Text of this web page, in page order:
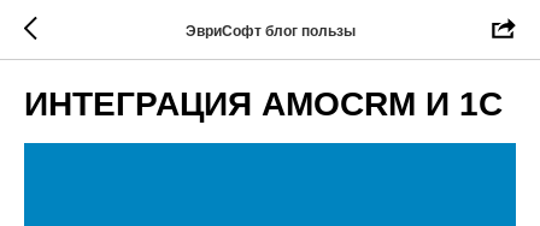
ЭвриСофт блог пользы
ИНТЕГРАЦИЯ AMOCRM И 1С